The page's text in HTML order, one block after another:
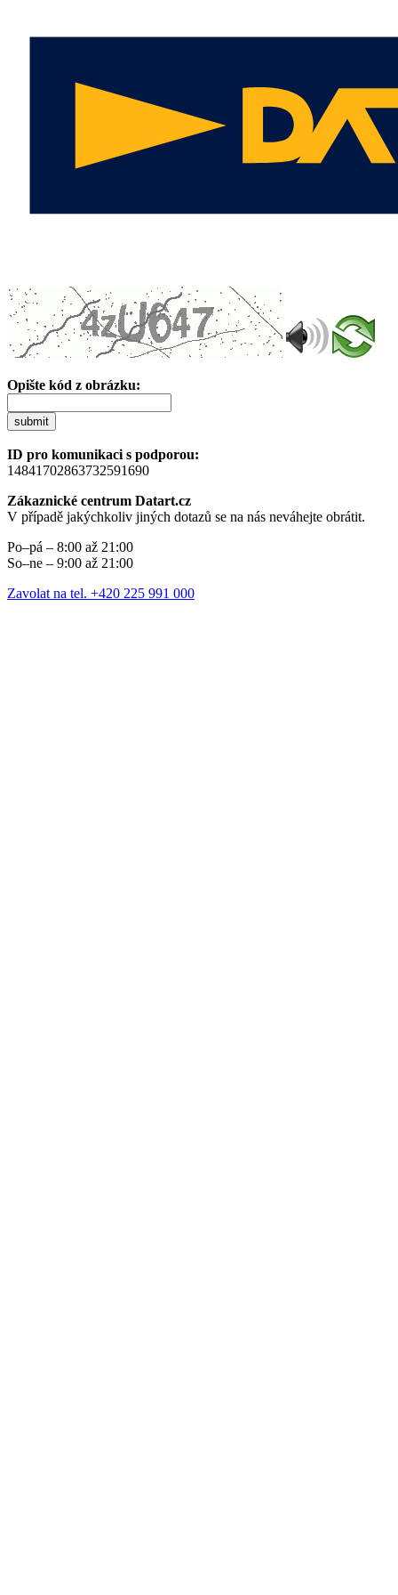
Opište kód z obrázku:
submit
ID pro komunikaci s podporou:
14841702863732591690
Zákaznické centrum Datart.cz
V případě jakýchkoliv jiných dotazů se na nás neváhejte obrátit.
Po–pá – 8:00 až 21:00
So–ne – 9:00 až 21:00
Zavolat na tel. +420 225 991 000